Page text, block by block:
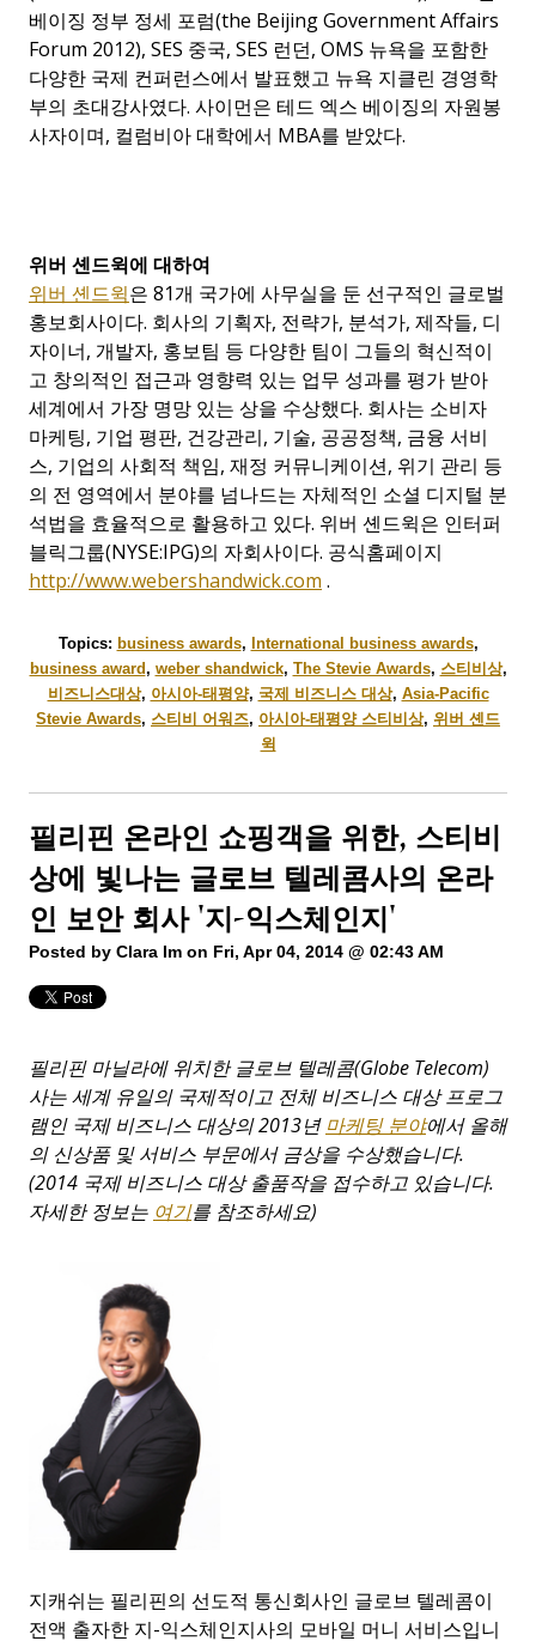
베이징 정부 정세 포럼(the Beijing Government Affairs
Forum 2012), SES 중국, SES 런던, OMS 뉴욕을 포함한
다양한 국제 컨퍼런스에서 발표했고 뉴욕 지클린 경영학
부의 초대강사였다. 사이먼은 테드 엑스 베이징의 자원봉
사자이며, 컬럼비아 대학에서 MBA를 받았다.
위버 셴드윅에 대하여
위버 셴드윅은 81개 국가에 사무실을 둔 선구적인 글로벌
홍보회사이다. 회사의 기획자, 전략가, 분석가, 제작들, 디
자이너, 개발자, 홍보팀 등 다양한 팀이 그들의 혁신적이
고 창의적인 접근과 영향력 있는 업무 성과를 평가 받아
세계에서 가장 명망 있는 상을 수상했다. 회사는 소비자
마케팅, 기업 평판, 건강관리, 기술, 공공정책, 금융 서비
스, 기업의 사회적 책임, 재정 커뮤니케이션, 위기 관리 등
의 전 영역에서 분야를 넘나드는 자체적인 소셜 디지털 분
석법을 효율적으로 활용하고 있다. 위버 셴드윅은 인터퍼
블릭그룹(NYSE:IPG)의 자회사이다. 공식홈페이지
http://www.webershandwick.com .
Topics: business awards, International business awards,
business award, weber shandwick, The Stevie Awards, 스티비상,
비즈니스대상, 아시아-태평양, 국제 비즈니스 대상, Asia-Pacific
Stevie Awards, 스티비 어워즈, 아시아-태평양 스티비상, 위버 셴드
윅
필리핀 온라인 쇼핑객을 위한, 스티비
상에 빛나는 글로브 텔레콤사의 온라
인 보안 회사 '지-익스체인지'
Posted by Clara Im on Fri, Apr 04, 2014 @ 02:43 AM
필리핀 마닐라에 위치한 글로브 텔레콤(Globe Telecom)
사는세계 유일의 국제적이고 전체 비즈니스 대상 프로그
램인 국제 비즈니스 대상의2013년 마케팅 분야에서 올해
의 신상품 및 서비스 부문에서 금상을 수상했습니다.
(2014 국제 비즈니스 대상 출품작을 접수하고 있습니다.
자세한 정보는 여기를 참조하세요)
지캐쉬는 필리핀의 선도적 통신회사인 글로브 텔레콤이
전액 출자한 지-익스체인지사의 모바일 머니 서비스입니